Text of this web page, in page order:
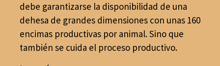
debe garantizarse la disponibilidad de una
dehesa de grandes dimensiones con unas 160
encimas productivas por animal. Sino que
también se cuida el proceso productivo.